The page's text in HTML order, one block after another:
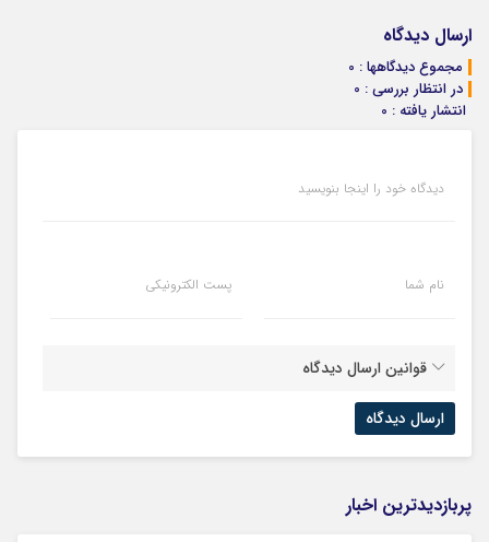
ساخت!
ارسال دیدگاه
مجموع دیدگاهها : 0
در انتظار بررسی : 0
انتشار یافته : 0
دیدگاه خود را اینجا بنویسید
نام شما پست الکترونیکی
قوانین ارسال دیدگاه
پربازدیدترین اخبار